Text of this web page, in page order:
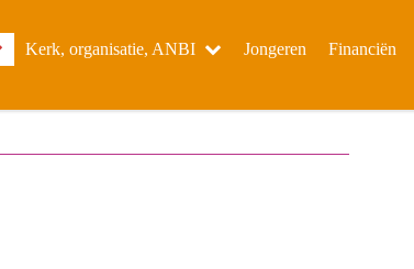
Kerk, organisatie, ANBI Jongeren Financiën